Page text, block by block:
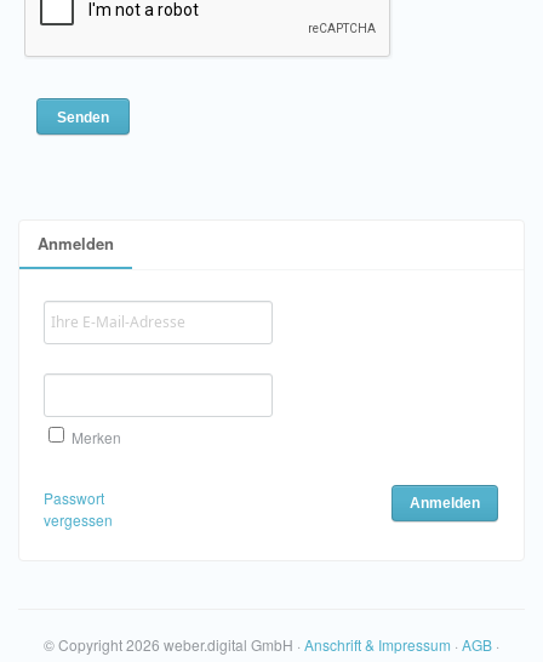
Anmelden
Merken
Passwort
vergessen
© Copyright2026 weber.digital GmbH · Anschrift & Impressum · AGB ·